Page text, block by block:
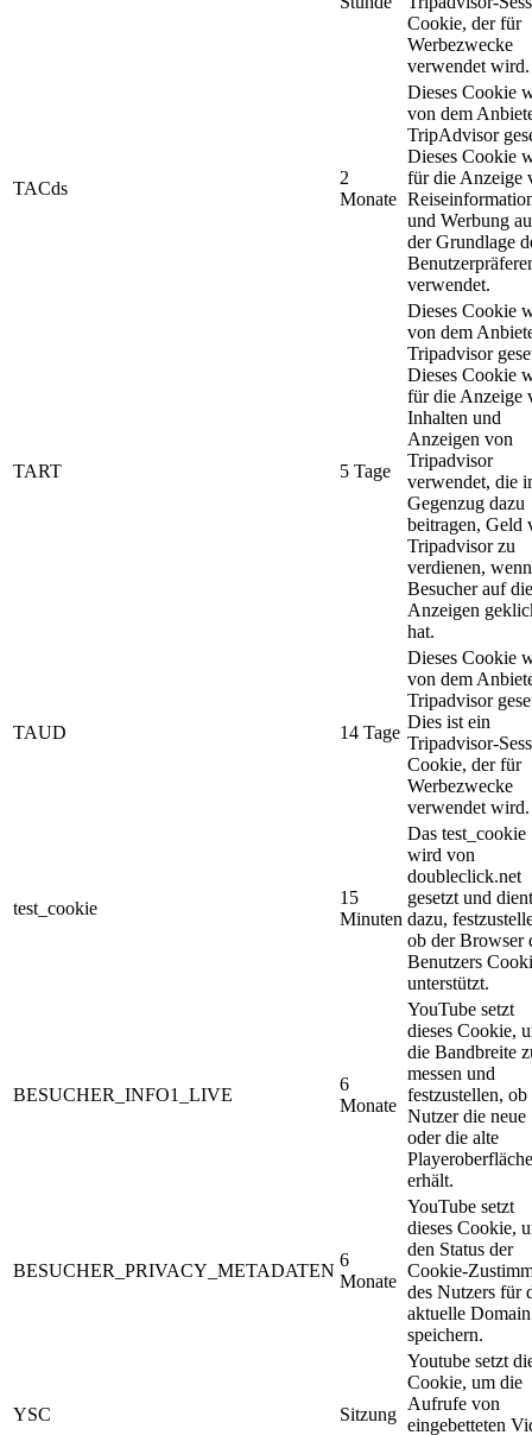
Cookie, der für
Werbezwecke
verwendet wird.
TACds
2
Monate
Dieses Cookie
von dem
TripAdvisor
Dieses Cookie
für die Anzeige
und Werbung
der Grundlage
verwendet.
TART 5 Tage
Dieses Cookie
von dem
Tripadvisor
Dieses Cookie
für die Anzeige
Inhalten und
Anzeigen von
Tripadvisor
verwendet, die
Gegenzug dazu
beitragen, Geld
Tripadvisor zu
verdienen,
Besucher auf die
Anzeigen
hat.
TAUD 14 Tage
Dieses Cookie
von dem
Tripadvisor
Dies ist ein
Tripadvisor-
Cookie, der für
Werbezwecke
verwendet wird.
test_cookie
15
Minuten
Das test_cookie
wird von
doubleclick.net
gesetzt und dient
dazu,
ob der Browser
Benutzers
unterstützt.
BESUCHER_INFO1_LIVE
6
Monate
YouTube setzt
dieses Cookie,
die Bandbreite
messen und
festzustellen, ob
Nutzer die neue
oder die alte
Playeroberfläche
erhält.
BESUCHER_PRIVACY_METADATEN
6
Monate
YouTube setzt
dieses Cookie,
den Status der
Cookie-
des Nutzers für
aktuelle
speichern.
YSC Sitzung
Youtube setzt
Cookie, um die
Aufrufe von
eingebetteten